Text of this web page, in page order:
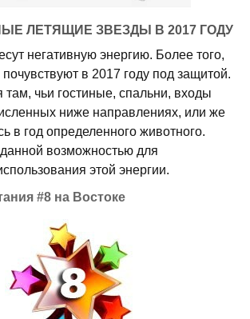
ЛЕТЯЩИЕ ЗВЕЗДЫ В 2017 ГОДУ
негативную энергию. Более того,
в 2017 году под защитой.
там, чьи гостиные, спальни, входы
ниже направлениях, или же
в год определенного животного.
возможностью для
этой энергии.
#8 на Востоке